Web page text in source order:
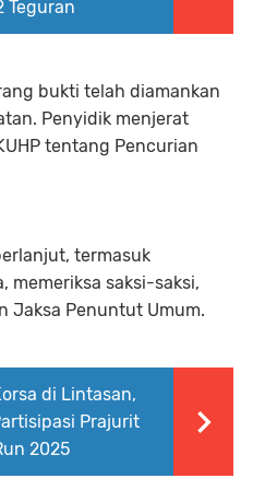
Teguran
bukti telah diamankan
Penyidik menjerat
tentang Pencurian
termasuk
memeriksa saksi-saksi,
Jaksa Penuntut Umum.
di Lintasan,
Prajurit
2025